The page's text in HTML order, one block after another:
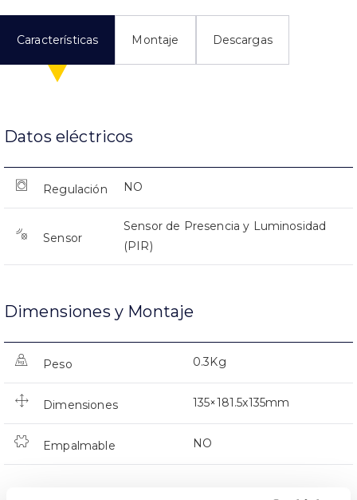
Características Montaje Descargas
Datos eléctricos
Regulación NO
Sensor
Sensor de Presencia y Luminosidad
(PIR)
Dimensiones y Montaje
Peso 0.3Kg
Dimensiones 135×181.5x135mm
Empalmable NO